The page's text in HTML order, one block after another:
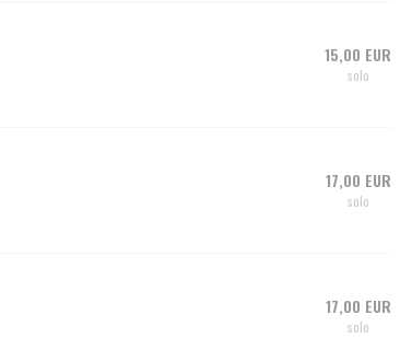
15,00 EUR
solo
17,00 EUR
solo
17,00 EUR
solo